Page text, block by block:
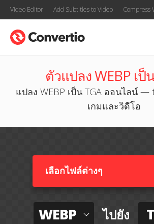
Video Editor Add Subtitles to Video Compress
ตัวแปลง WEBP เป็
แปลง WEBP เป็น TGA ออนไลน์
เกมและวิดีโอ
เลือกไฟล์ต่างๆ​
WEBP ไปยัง